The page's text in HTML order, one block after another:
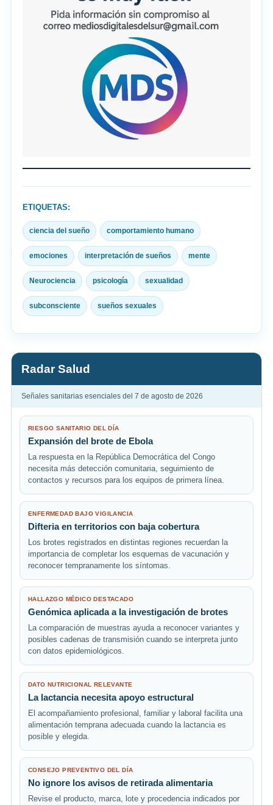
ETIQUETAS:
ciencia del sueño comportamiento humano
emociones interpretación de sueños mente
Neurociencia psicología sexualidad
subconsciente sueños sexuales
Radar Salud
Señales sanitarias esenciales del 7 de agosto de 2026
RIESGO SANITARIO DEL DÍA
Expansión del brote de Ebola
La respuesta en la República Democrática del Congo
necesita más detección comunitaria, seguimiento de
contactos y recursos para los equipos de primera línea.
ENFERMEDAD BAJO VIGILANCIA
Difteria en territorios con baja cobertura
Los brotes registrados en distintas regiones recuerdan la
importancia de completar los esquemas de vacunación y
reconocer tempranamente los síntomas.
HALLAZGO MÉDICO DESTACADO
Genómica aplicada a la investigación de brotes
La comparación de muestras ayuda a reconocer variantes y
posibles cadenas de transmisión cuando se interpreta junto
con datos epidemiológicos.
DATO NUTRICIONAL RELEVANTE
La lactancia necesita apoyo estructural
El acompañamiento profesional, familiar y laboral facilita una
alimentación temprana adecuada cuando la lactancia es
posible y elegida.
CONSEJO PREVENTIVO DEL DÍA
No ignore los avisos de retirada alimentaria
Revise el producto, marca, lote y procedencia indicados por